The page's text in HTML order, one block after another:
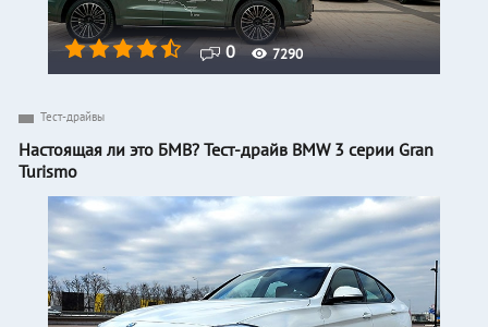
0 7290
Тест-драйвы
Настоящая ли это БМВ? Тест-драйв BMW 3 серии Gran
Turismo